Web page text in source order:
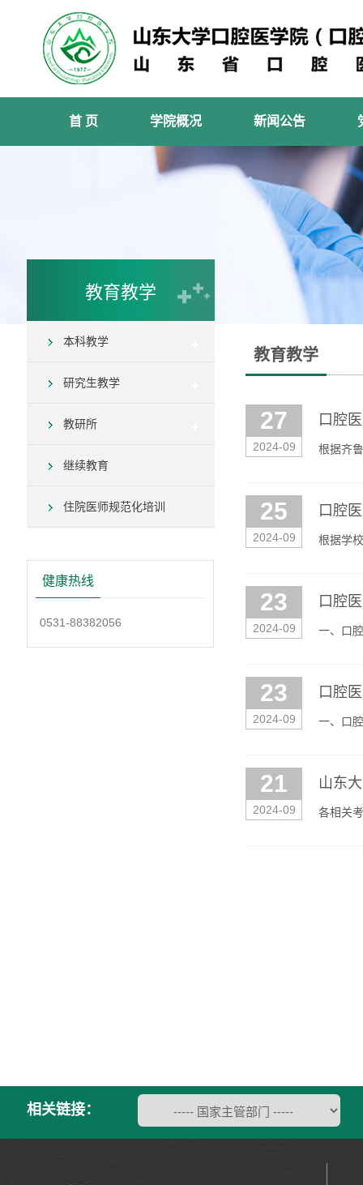
首 页 学院概况 新闻公告
教育教学
本科教学
研究生教学
教研所
继续教育
住院医师规范化培训
健康热线
0531-88382056
教育教学
27
2024-09
口腔
根据齐
25
2024-09
口腔
根据学
23
2024-09
口腔
一、口
23
2024-09
口腔
一、口
21
2024-09
山东
各相关
相关链接：